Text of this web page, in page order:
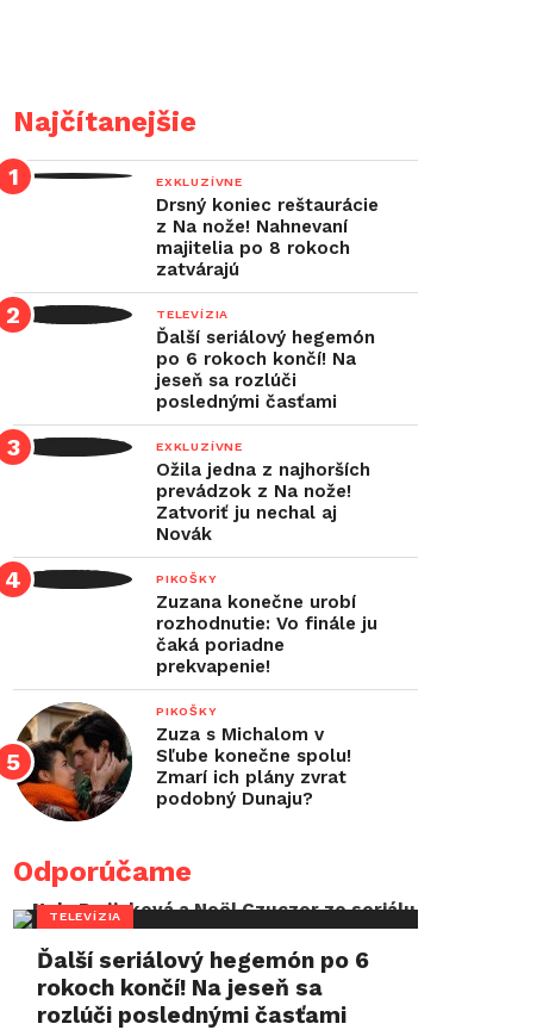
Najčítanejšie
EXKLUZÍVNE
Drsný koniec reštaurácie
z Na nože! Nahnevaní
majitelia po 8 rokoch
zatvárajú
TELEVÍZIA
Ďalší seriálový hegemón
po 6 rokoch končí! Na
jeseň sa rozlúči
poslednými časťami
EXKLUZÍVNE
Ožila jedna z najhorších
prevádzok z Na nože!
Zatvoriť ju nechal aj
Novák
PIKOŠKY
Zuzana konečne urobí
rozhodnutie: Vo finále ju
čaká poriadne
prekvapenie!
PIKOŠKY
Zuza s Michalom v
Sľube konečne spolu!
Zmarí ich plány zvrat
podobný Dunaju?
Odporúčame
TELEVÍZIA
Ďalší seriálový hegemón po 6
rokoch končí! Na jeseň sa
rozlúči poslednými časťami